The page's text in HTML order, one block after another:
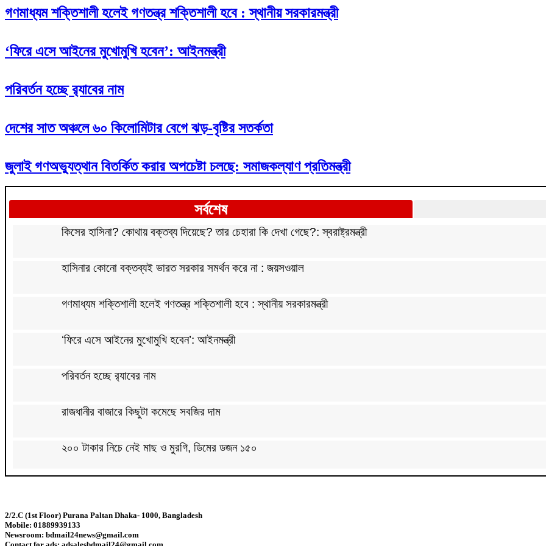
গণমাধ্যম শক্তিশালী হলেই গণতন্ত্র শক্তিশালী হবে : স্থানীয় সরকারমন্ত্রী
‘ফিরে এসে আইনের মুখোমুখি হবেন’: আইনমন্ত্রী
পরিবর্তন হচ্ছে র‌্যাবের নাম
দেশের সাত অঞ্চলে ৬০ কিলোমিটার বেগে ঝড়-বৃষ্টির সতর্কতা
জুলাই গণঅভ্যুত্থান বিতর্কিত করার অপচেষ্টা চলছে: সমাজকল্যাণ প্রতিমন্ত্রী
সর্বশেষ
কিসের হাসিনা? কোথায় বক্তব্য দিয়েছে? তার চেহারা কি দেখা গেছে?: স্বরাষ্ট্রমন্ত্রী
হাসিনার কোনো বক্তব্যই ভারত সরকার সমর্থন করে না : জয়সওয়াল
গণমাধ্যম শক্তিশালী হলেই গণতন্ত্র শক্তিশালী হবে : স্থানীয় সরকারমন্ত্রী
‘ফিরে এসে আইনের মুখোমুখি হবেন’: আইনমন্ত্রী
পরিবর্তন হচ্ছে র‌্যাবের নাম
রাজধানীর বাজারে কিছুটা কমেছে সবজির দাম
২০০ টাকার নিচে নেই মাছ ও মুরগি, ডিমের ডজন ১৫০
দেশের সাত অঞ্চলে ৬০ কিলোমিটার বেগে ঝড়-বৃষ্টির সতর্কতা
2/2.C (1st Floor) Purana Paltan Dhaka- 1000, Bangladesh
Mobile: 01889939133
Newsroom: bdmail24news@gmail.com